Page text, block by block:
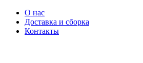
О нас
Доставка и сборка
Контакты